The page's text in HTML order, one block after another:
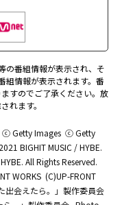
の番組情報が表示され、そ
組情報が表示されます。番
すのでご了承ください。放
れます。
ⓒ Getty Images ⓒ Getty
BIGHIT MUSIC / HYBE.
All Rights Reserved.
WORKS (C)UP-FRONT
会えたら。」製作委員会